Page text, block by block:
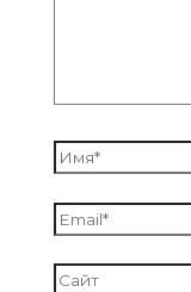
Имя*
Email*
Сайт